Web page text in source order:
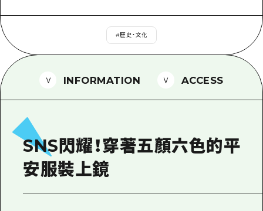
自然
1晚2天
2晚3天
面向外國遊客的街角旅遊信息中心
照片下載
災難發生期間的交通資訊
#歷史・文化
INFORMATION ACCESS
SNS閃耀！穿著五顏六色的平
安服裝上鏡